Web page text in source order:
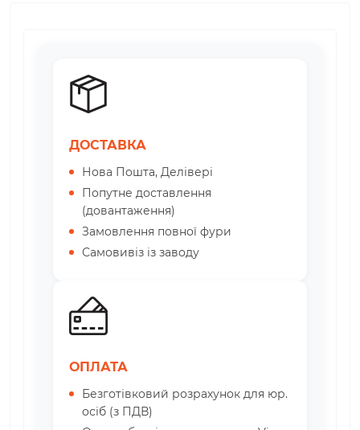
ДОСТАВКА
Нова Пошта, Делівері
Попутне доставлення
(довантаження)
Замовлення повної фури
Самовивіз із заводу
ОПЛАТА
Безготівковий розрахунок для юр.
осіб (з ПДВ)